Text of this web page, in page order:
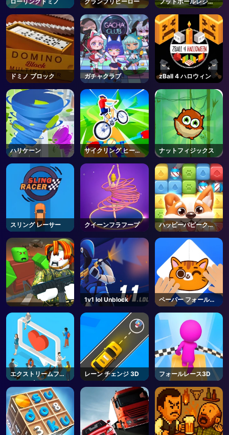
ンド2019
ドミノ ブロック ガチャクラブ zBall 4 ハロウィン
ハリケーン
サイクリング ヒーロ
ー
ナットフィジックス
スリング レーサー クイーンフラフープ
ハッピーパピークラ
ッシュ
1v1 lol Unblock
ペーパー フォールド
マスター
エクストリームフォ
ロワーズ
レーン チェンジ 3D フォールレース3D